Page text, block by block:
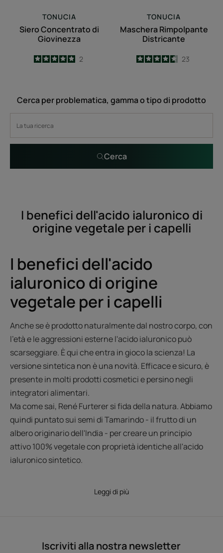
TONUCIA
Siero Concentrato di
Giovinezza
5
/5
2
TONUCIA
Maschera Rimpolpante
Districante
4.6
/5
23
Cerca per problematica, gamma o tipo di prodotto
Cerca
I benefici dell'acido ialuronico di
origine vegetale per i capelli
I benefici dell'acido
ialuronico di origine
vegetale per i capelli
Anche se è prodotto naturalmente dal nostro corpo, con
l'età e le aggressioni esterne l'acido ialuronico può
scarseggiare. È qui che entra in gioco la scienza! La
versione sintetica non è una novità. Efficace e sicuro, è
presente in molti prodotti cosmetici e persino negli
integratori alimentari.
Ma come sai, René Furterer si fida della natura. Abbiamo
quindi puntato sui semi di Tamarindo - il frutto di un
albero originario dell'India - per creare un principio
attivo 100% vegetale con proprietà identiche all'acido
ialuronico sintetico.
Leggi di più
Iscriviti alla nostra newsletter